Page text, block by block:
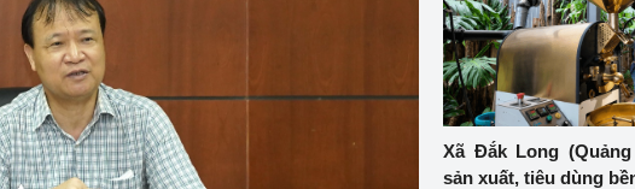
Xã Đắk Long
sản xuất, tiêu dùng